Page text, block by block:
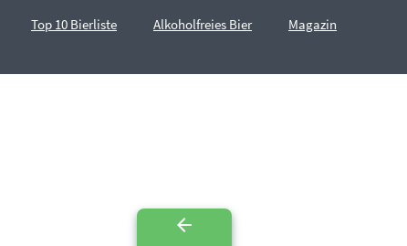
Top 10 Bierliste Alkoholfreies Bier Magazin